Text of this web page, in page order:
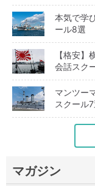
本気で学
ール8選
【格安
会話スク
マンツー
スクール
マガジン